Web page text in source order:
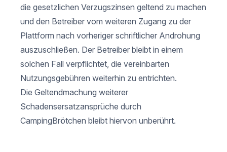
die gesetzlichen Verzugszinsen geltend zu machen
und den Betreiber vom weiteren Zugang zu der
Plattform nach vorheriger schriftlicher Androhung
auszuschließen. Der Betreiber bleibt in einem
solchen Fall verpflichtet, die vereinbarten
Nutzungsgebühren weiterhin zu entrichten.
Die Geltendmachung weiterer
Schadensersatzansprüche durch
CampingBrötchen bleibt hiervon unberührt.